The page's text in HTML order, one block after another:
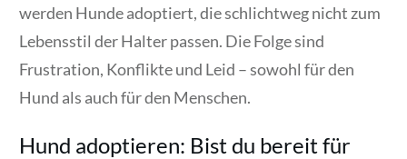
werden Hunde adoptiert, die schlichtweg nicht zum
Lebensstil der Halter passen. Die Folge sind
Frustration, Konflikte und Leid – sowohl für den
Hund als auch für den Menschen.
Hund adoptieren: Bist du bereit für